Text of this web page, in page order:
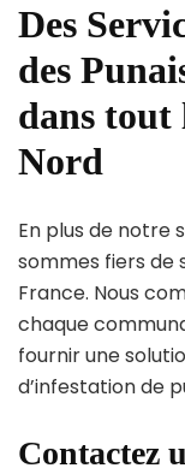
Des
des
dans tout
Nord
En plus de notre
sommes fiers de
France. Nous
chaque
fournir une
d’infestation de
Contactez